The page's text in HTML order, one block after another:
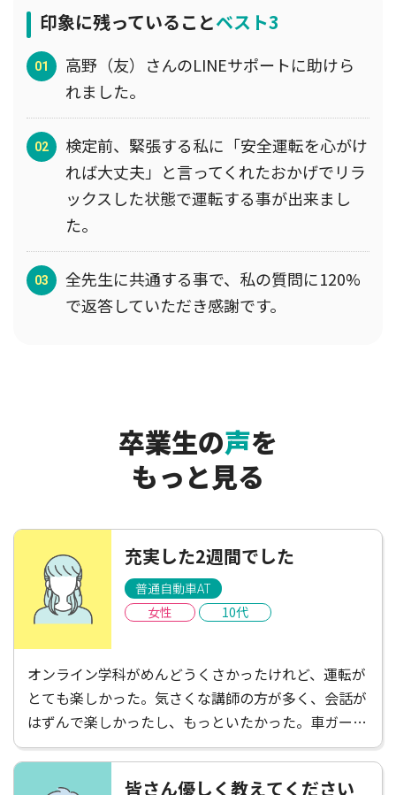
印象に残っていることベスト3
高野（友）さんのLINEサポートに助けら
れました。
検定前、緊張する私に「安全運転を心がけ
れば大丈夫」と言ってくれたおかげでリラ
ックスした状態で運転する事が出来まし
た。
全先生に共通する事で、私の質問に120%
で返答していただき感謝です。
卒業生の声を
もっと見る
充実した2週間でした
普通自動車AT
女性
10代
オンライン学科がめんどうくさかったけれど、運転が
とても楽しかった。気さくな講師の方が多く、会話が
はずんで楽しかったし、もっといたかった。車ガール
は遠くて不便だと感じたけれど、たくさんごはんやさ
んがあって楽しかったし、講師の方がお店を教えてく
皆さん優しく教えてください